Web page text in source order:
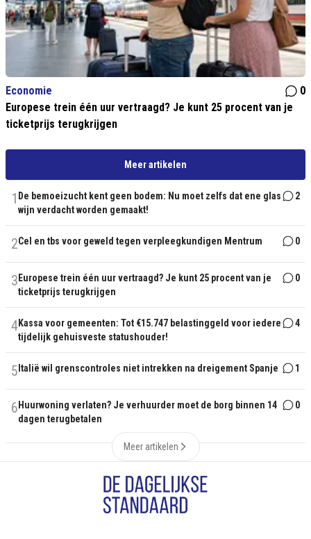
Economie
0
Europese trein één uur vertraagd? Je kunt 25 procent van je
ticketprijs terugkrijgen
Meer artikelen
1 De bemoeizucht kent geen bodem: Nu moet zelfs dat ene glas
wijn verdacht worden gemaakt!
2
2Cel en tbs voor geweld tegen verpleegkundigen Mentrum 0
3 Europese trein één uur vertraagd? Je kunt 25 procent van je
ticketprijs terugkrijgen
0
4Kassa voor gemeenten: Tot €15.747 belastinggeld voor iedere
tijdelijk gehuisveste statushouder!
4
5 Italië wil grenscontroles niet intrekken na dreigement Spanje 1
6 Huurwoning verlaten? Je verhuurder moet de borg binnen 14
dagen terugbetalen
0
Meer artikelen